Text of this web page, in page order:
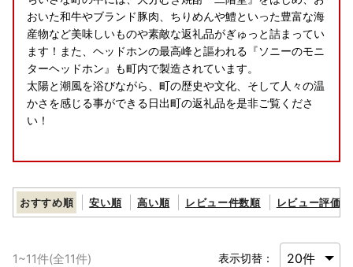
おいた和牛やブランド豚肉、ちりめんや鱧といった豊富な海
産物など美味しいものや素敵な返礼品がぎゅっと詰まってい
ます！また、ヘッドホンの最高峰と謳われる『ソニーのモニ
ターヘッドホン』も町内で製造されています。
太陽と潮風を浴びながら、町の歴史や文化、そして人々の温
かさを感じる事ができる日出町の返礼品を是非ご覧くださ
い！
◆申請期限
提出期限に間に合わない場合は、「寄附金受領証明書」を使
おすすめ順 安い順 高い順 レビュー件数順 レビュー評価順
1~11件(全11件) 表示切替：